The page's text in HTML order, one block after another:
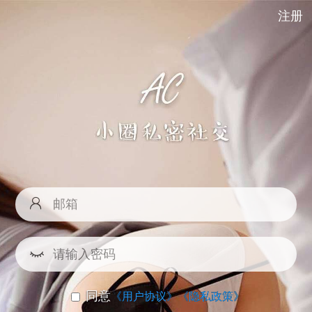
注册
同意《用户协议》《隐私政策》